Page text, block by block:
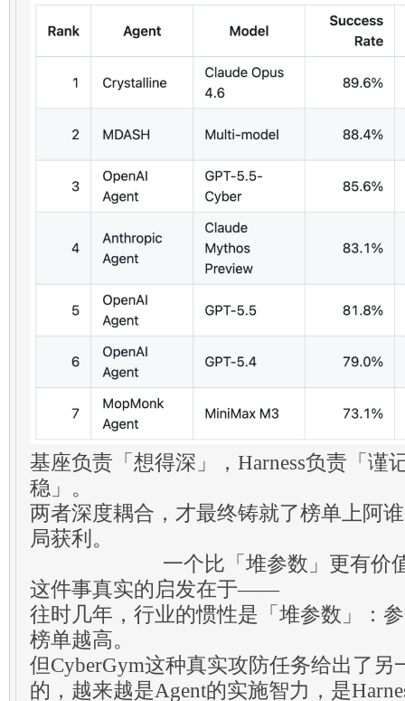
基座负责「想得深」，Harness负责「谨
稳」。
两者深度耦合，才最终铸就了榜单上阿
局获利。
一个比「堆参数」更有价
这件事真实的启发在于——
往时几年，行业的惯性是「堆参数」：
榜单越高。
但CyberGym这种真实攻防任务给出了另
的，越来越是Agent的实施智力，是